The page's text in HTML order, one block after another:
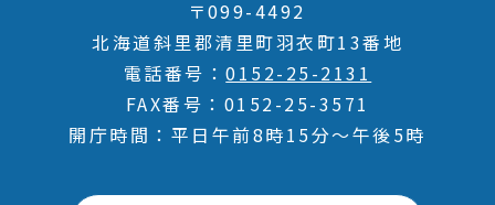
〒099-4492
北海道斜里郡清里町羽衣町13番地
電話番号
0152-25-2131
FAX番号
0152-25-3571
開庁時間
平日午前8時15分～午後5時